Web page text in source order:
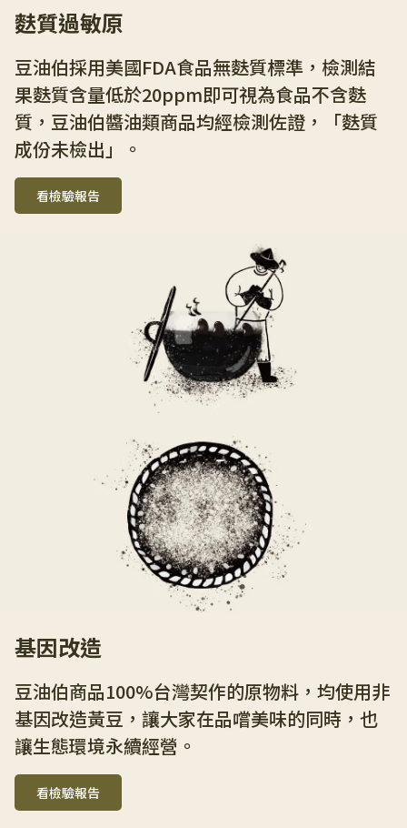
麩質過敏原
豆油伯採用美國FDA食品無麩質標準，檢測結
果麩質含量低於20ppm即可視為食品不含麩
質，豆油伯醬油類商品均經檢測佐證，「麩質
成份未檢出」。
看檢驗報告
基因改造
豆油伯商品100%台灣契作的原物料，均使用非
基因改造黃豆，讓大家在品嚐美味的同時，也
讓生態環境永續經營。
看檢驗報告